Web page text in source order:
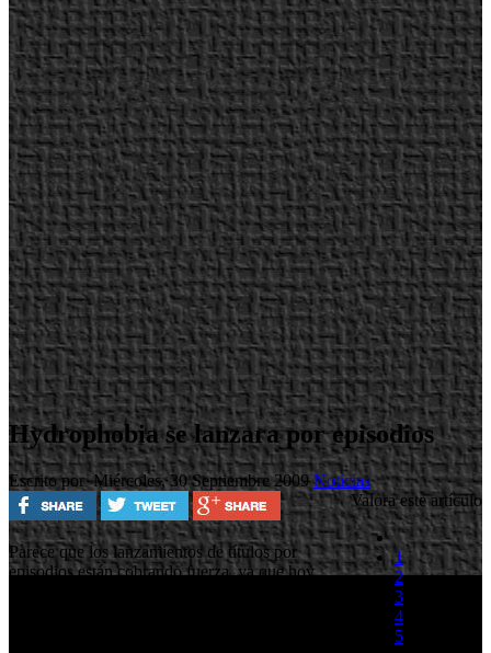
Hydrophobia se lanzara por episodios
Escrito porMiércoles, 30 Septiembre 2009Noticias
Valora este artículo
1
2
3
4
5
Parece que los lanzamientos de títulos por
episodios están cobrando fuerza, ya que hoy